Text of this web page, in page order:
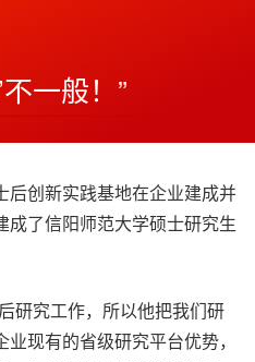
一般！”
后创新实践基地在企业建成并
了信阳师范大学硕士研究生
研究工作，所以他把我们研
现有的省级研究平台优势，